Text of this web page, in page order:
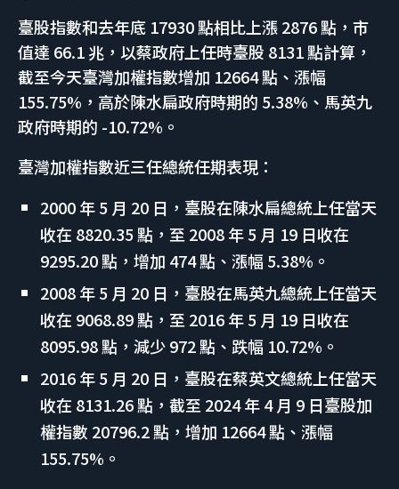
臺股指數和去年底 17930 點相比上漲 2876 點，市
值達 66.1 兆，以蔡政府上任時臺股 8131 點計算，
截至今天臺灣加權指數增加 12664 點、漲幅
155.75%，高於陳水扁政府時期的 5.38%、馬英九
政府時期的 -10.72%。
臺灣加權指數近三任總統任期表現：
2000 年 5 月 20 日，臺股在陳水扁總統上任當天
收在 8820.35 點，至 2008 年 5 月 19 日收在
9295.20 點，增加 474 點、漲幅 5.38%。
2008 年 5 月 20 日，臺股在馬英九總統上任當天
收在 9068.89 點，至 2016 年 5 月 19 日收在
8095.98 點，減少 972 點、跌幅 10.72%。
2016 年 5 月 20 日，臺股在蔡英文總統上任當天
收在 8131.26 點，截至 2024 年 4 月 9 日臺股加
權指數 20796.2 點，增加 12664 點、漲幅
155.75%。